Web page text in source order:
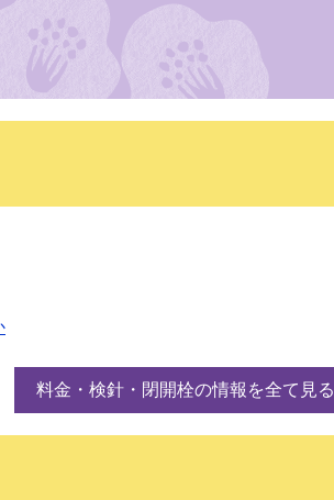
料金・検針・閉開栓の情報を全て見る